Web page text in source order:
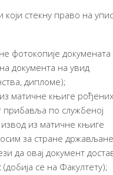
који стекну право на
фотокопије докумената
документа на увид
дипломе);
матичне књиге рођених
прибавља по службеној
из матичне књиге
за стране држављане
да овај документ
(добија се на Факултету);